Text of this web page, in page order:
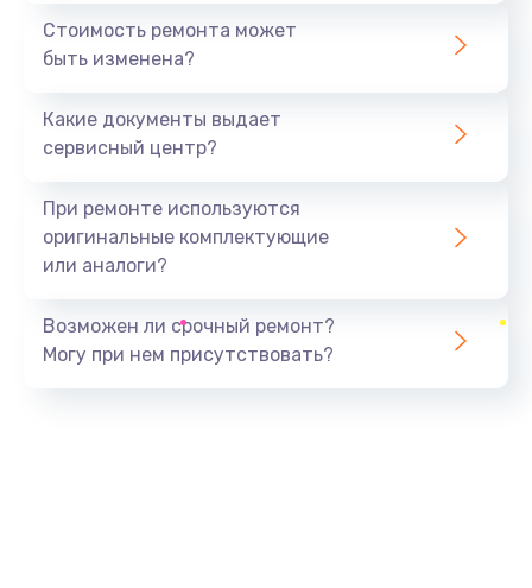
1440 руб.
Ремонт южного моста
Замена батарейки BIOS
Заказать
Стоимость ремонта может
быть изменена?
Какие документы выдает
сервисный центр?
При ремонте используются
оригинальные комплектующие
или аналоги?
Возможен ли срочный ремонт?
Могу при нем присутствовать?